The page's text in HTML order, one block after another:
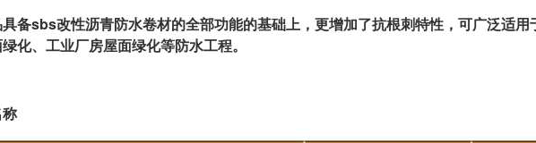
备sbs改性沥青防水卷材的全部功能的基础上，更增加了抗根刺特性，可广泛适
化、工业厂房屋面绿化等防水工程。